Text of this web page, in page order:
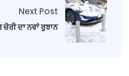
Next Post
ਦਾ ਨਵਾਂ ਰੁਝਾਨ